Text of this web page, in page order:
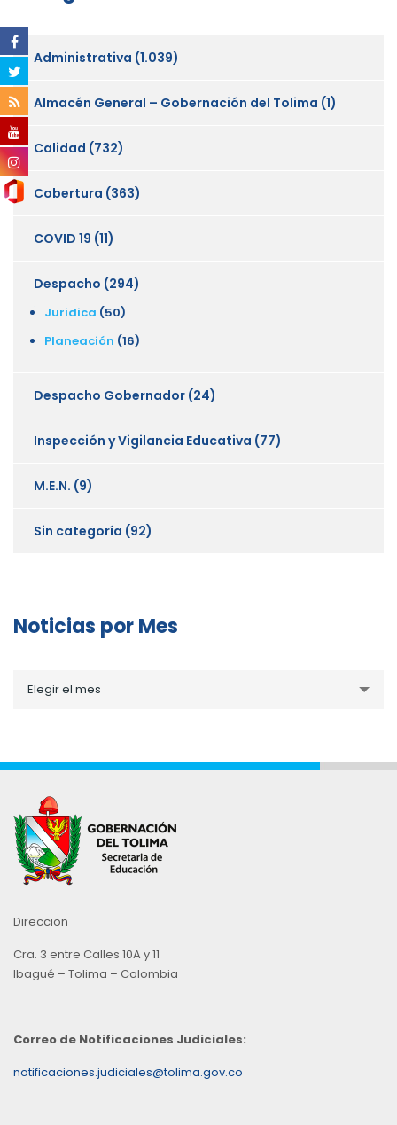
Administrativa (1.039)
Almacén General – Gobernación del Tolima (1)
Calidad (732)
Cobertura (363)
COVID 19 (11)
Despacho (294)
Juridica (50)
Planeación (16)
Despacho Gobernador (24)
Inspección y Vigilancia Educativa (77)
M.E.N. (9)
Sin categoría (92)
Noticias por Mes
porElegir el mes
Direccion
Cra. 3 entre Calles 10A y 11
Ibagué – Tolima – Colombia
Correo de Notificaciones Judiciales:
notificaciones.judiciales@tolima.gov.co